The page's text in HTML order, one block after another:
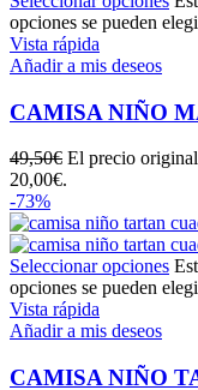
opciones se pueden
Vista rápida
Añadir a mis deseos
CAMISA NIÑO
49,50€ El precio
20,00€.
-73%
Seleccionar opciones
opciones se pueden
Vista rápida
Añadir a mis deseos
CAMISA NIÑO